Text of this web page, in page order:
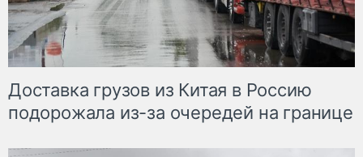
Доставка грузов из Китая в Россию
подорожала из-за очередей на границе